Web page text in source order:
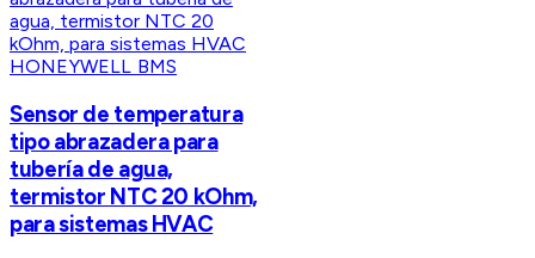
HONEYWELL BMS
Sensor de temperatura
tipo abrazadera para
tubería de agua,
termistor NTC 20 kOhm,
para sistemas HVAC